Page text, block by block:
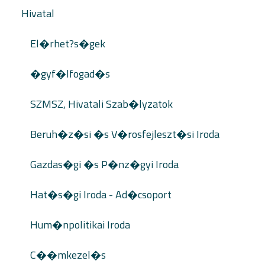
Hivatal
El�rhet?s�gek
�gyf�lfogad�s
SZMSZ, Hivatali Szab�lyzatok
Beruh�z�si �s V�rosfejleszt�si Iroda
Gazdas�gi �s P�nz�gyi Iroda
Hat�s�gi Iroda - Ad�csoport
Hum�npolitikai Iroda
C��mkezel�s